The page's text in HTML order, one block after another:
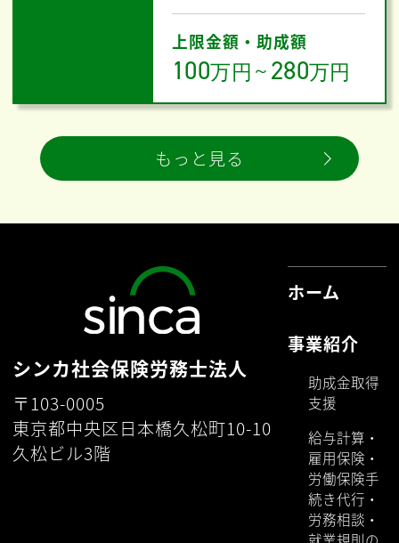
上限金額・助成額
100万円 ～ 280万円
もっと見る
シンカ社会保険労務士法人
〒103-0005
東京都中央区日本橋久松町10-10
久松ビル3階
ホーム
事業紹介
助成金取得
支援
給与計算・
雇用保険・
労働保険手
続き代行・
労務相談・